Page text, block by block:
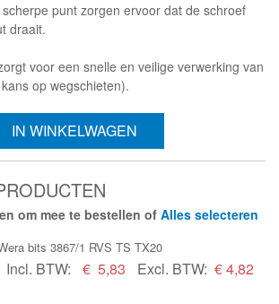
punt zorgen ervoor dat de schroef
draait.
voor een snelle en veilige verwerking van
op wegschieten).
IN WINKELWAGEN
om mee te bestellen of Alles selecteren
bits 3867/1 RVS TS TX20
Incl. BTW: € 5,83 Excl. BTW: € 4,82